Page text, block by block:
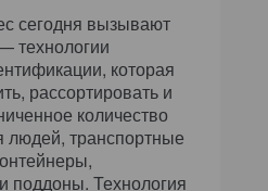
сегодня вызывают
технологии
которая
рассортировать и
количество
людей, транспортные
поддоны. Технология